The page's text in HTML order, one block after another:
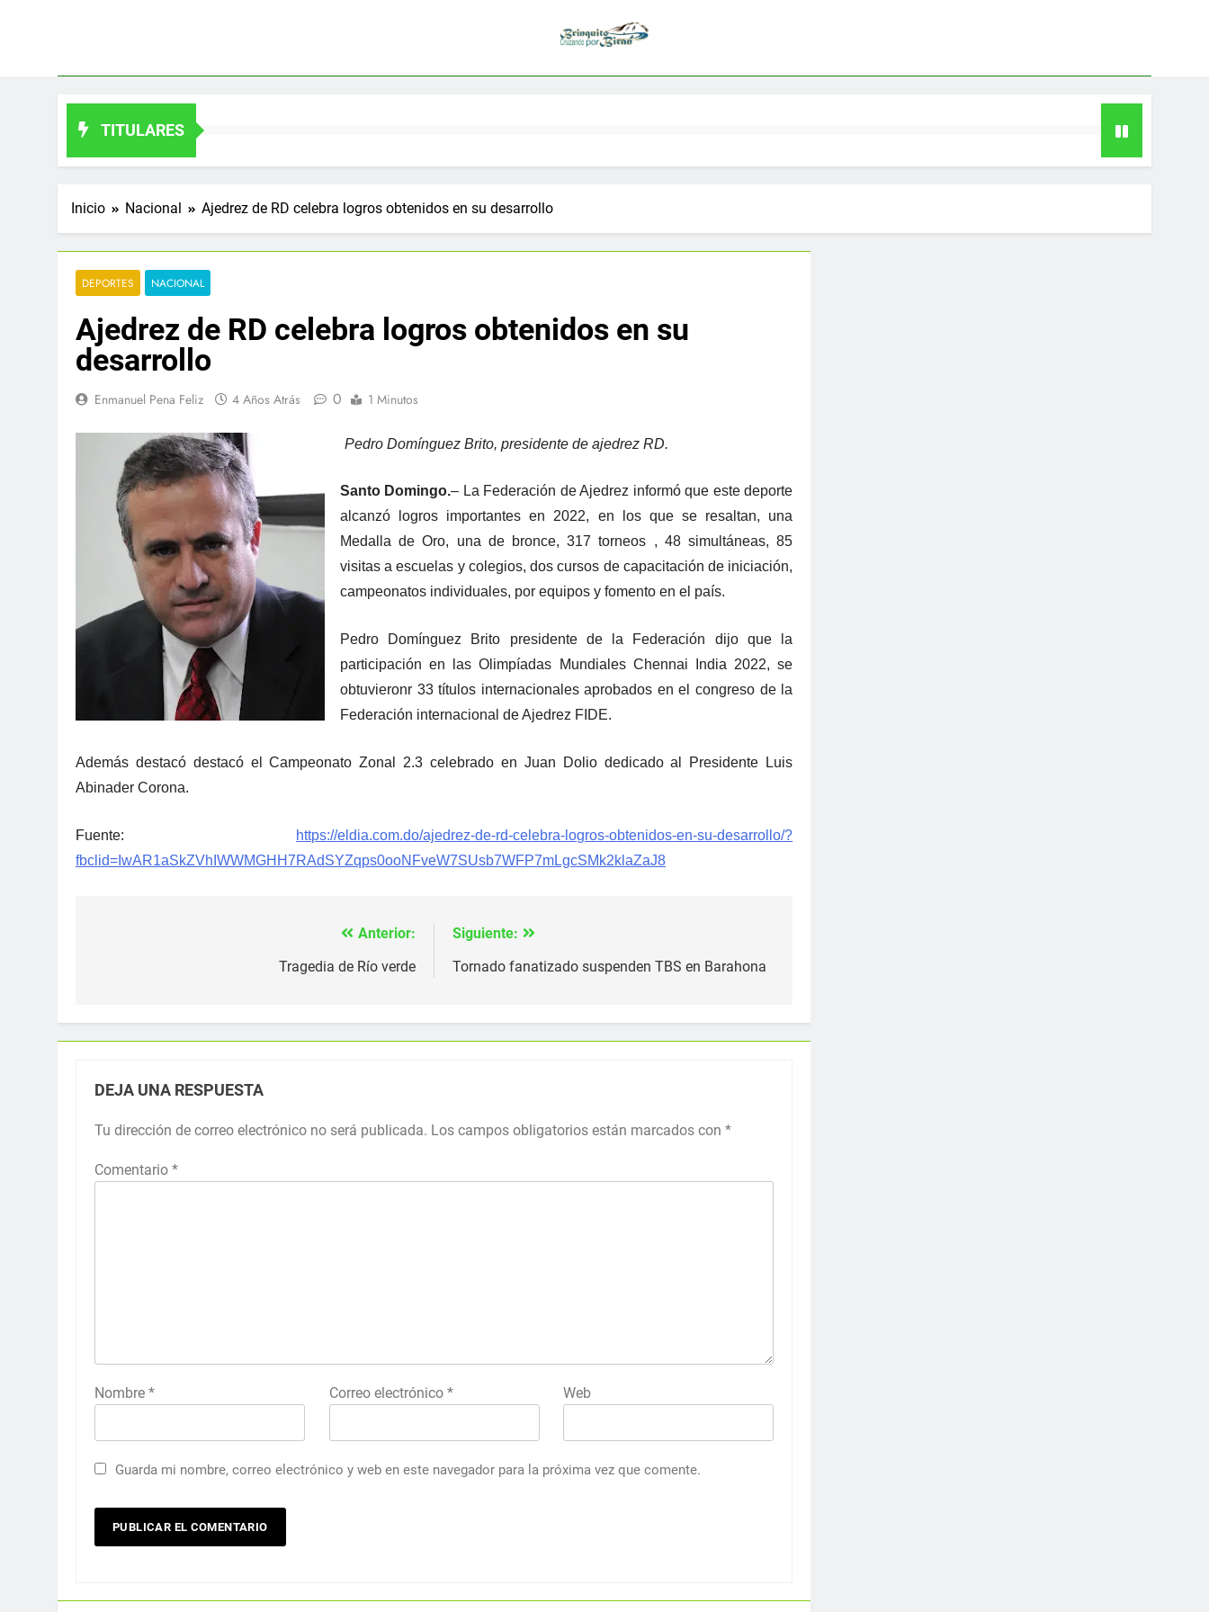
TITULARES
Inicio Nacional Ajedrez de RD celebra logros obtenidos en su desarrollo
DEPORTES NACIONAL
Ajedrez de RD celebra logros obtenidos en su
desarrollo
Enmanuel Pena Feliz 4 Años Atrás 0 1 Minutos
Pedro Domínguez Brito, presidente de ajedrez RD.
Santo Domingo.– La Federación de Ajedrez informó que este deporte
alcanzó logros importantes en 2022, en los que se resaltan, una
Medalla de Oro, una de bronce, 317 torneos , 48 simultáneas, 85
visitas a escuelas y colegios, dos cursos de capacitación de iniciación,
campeonatos individuales, por equipos y fomento en el país.
Pedro Domínguez Brito presidente de la Federación dijo que la
participación en las Olimpíadas Mundiales Chennai India 2022, se
obtuvieronr 33 títulos internacionales aprobados en el congreso de la
Federación internacional de Ajedrez FIDE.
Además destacó destacó el Campeonato Zonal 2.3 celebrado en Juan Dolio dedicado al Presidente Luis
Abinader Corona.
Fuente:
https://eldia.com.do/ajedrez-de-rd-celebra-logros-obtenidos-en-su-desarrollo/?
fbclid=IwAR1aSkZVhIWWMGHH7RAdSYZqps0ooNFveW7SUsb7WFP7mLgcSMk2klaZaJ8
Anterior:
Tragedia de Río verde
Siguiente:
Tornado fanatizado suspenden TBS en Barahona
DEJA UNA RESPUESTA
Tu dirección de correo electrónico no será publicada. Los campos obligatorios están marcados con *
Comentario *
Nombre * Correo electrónico * Web
Guarda mi nombre, correo electrónico y web en este navegador para la próxima vez que comente.